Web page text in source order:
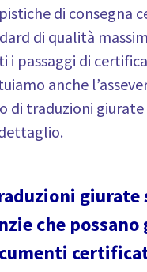
di consegna
di qualità
i passaggi di
anche
di traduzioni
giurate
che